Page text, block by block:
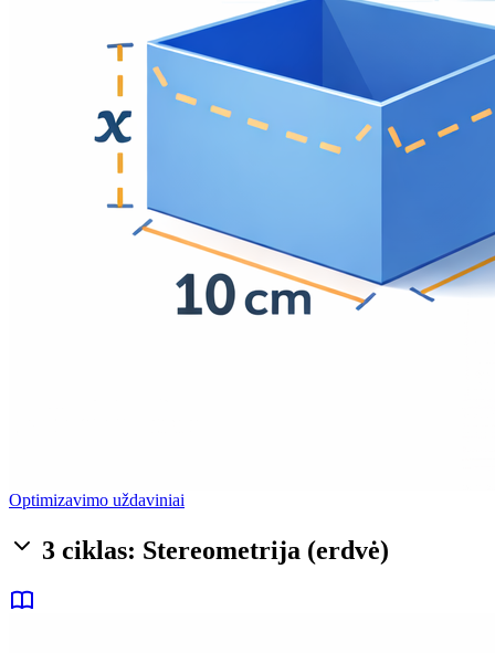
Optimizavimo uždaviniai
3 ciklas: Stereometrija (erdvė)